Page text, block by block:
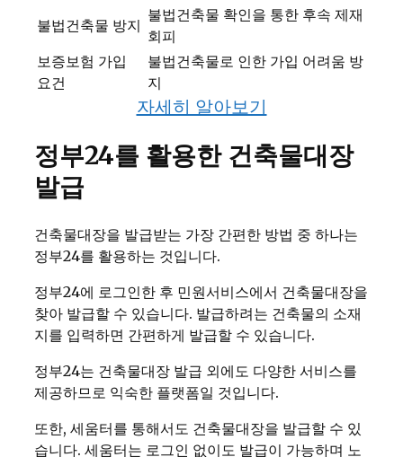
불법건축물 방지
불법건축물 확인을 통한 후속 제재
회피
보증보험 가입
요건
불법건축물로 인한 가입 어려움 방
지
자세히 알아보기
정부24를 활용한 건축물대장
발급
건축물대장을 발급받는 가장 간편한 방법 중 하나는
정부24를 활용하는 것입니다.
정부24에 로그인한 후 민원서비스에서 건축물대장을
찾아 발급할 수 있습니다. 발급하려는 건축물의 소재
지를 입력하면 간편하게 발급할 수 있습니다.
정부24는 건축물대장 발급 외에도 다양한 서비스를
제공하므로 익숙한 플랫폼일 것입니다.
또한, 세움터를 통해서도 건축물대장을 발급할 수 있
습니다. 세움터는 로그인 없이도 발급이 가능하며 노